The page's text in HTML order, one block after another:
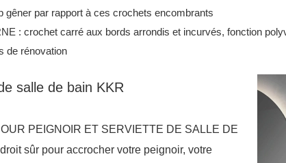
gêner par rapport à ces crochets encombrants
: crochet carré aux bords arrondis et incurvés, fonction
de rénovation
salle de bain KKR
PEIGNOIR ET SERVIETTE DE SALLE DE
sûr pour accrocher votre peignoir, votre